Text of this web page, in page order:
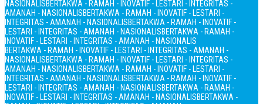
NASIONALISBERTAKWA - RAMAH - INOVATIF - LESTARI - INTEGRITAS -
AMANAH - NASIONALISBERTAKWA - RAMAH - INOVATIF - LESTARI -
INTEGRITAS - AMANAH - NASIONALISBERTAKWA - RAMAH - INOVATIF -
LESTARI - INTEGRITAS - AMANAH - NASIONALISBERTAKWA - RAMAH -
INOVATIF - LESTARI - INTEGRITAS - AMANAH - NASIONALIS
BERTAKWA - RAMAH - INOVATIF - LESTARI - INTEGRITAS - AMANAH -
NASIONALISBERTAKWA - RAMAH - INOVATIF - LESTARI - INTEGRITAS -
AMANAH - NASIONALISBERTAKWA - RAMAH - INOVATIF - LESTARI -
INTEGRITAS - AMANAH - NASIONALISBERTAKWA - RAMAH - INOVATIF -
LESTARI - INTEGRITAS - AMANAH - NASIONALISBERTAKWA - RAMAH -
INOVATIF - LESTARI - INTEGRITAS - AMANAH - NASIONALISBERTAKWA -